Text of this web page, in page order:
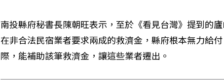
南投縣府秘書長陳朝旺表示，至於《看見台灣》提到的
在非合法民宿業者要求兩成的救濟金，縣府根本無力給
際，能補助該筆救濟金，讓這些業者遷出。